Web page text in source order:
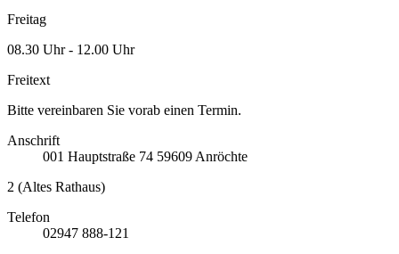
Freitag
08.30 Uhr - 12.00 Uhr
Freitext
Bitte vereinbaren Sie vorab einen Termin.
Anschrift
001 Hauptstraße 74 59609 Anröchte
2 (Altes Rathaus)
Telefon
02947 888-121